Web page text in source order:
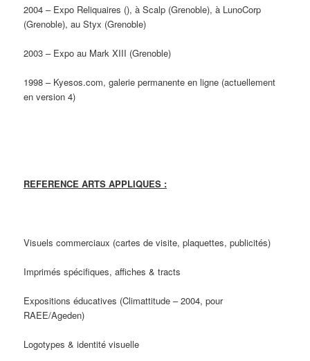
2004 – Expo Reliquaires (), à Scalp (Grenoble), à LunoCorp
(Grenoble), au Styx (Grenoble)
2003 – Expo au Mark XIII (Grenoble)
1998 – Kyesos.com, galerie permanente en ligne (actuellement
en version 4)
REFERENCE ARTS APPLIQUES :
Visuels commerciaux (cartes de visite, plaquettes, publicités)
Imprimés spécifiques, affiches & tracts
Expositions éducatives (Climattitude – 2004, pour
RAEE/Ageden)
Logotypes & identité visuelle